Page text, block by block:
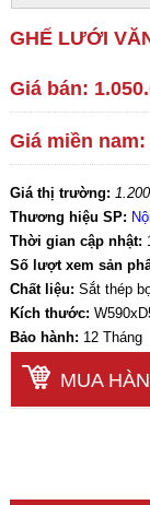
GHẾ LƯỚI
Giá bán:
Giá miền
Giá thị trường:
Thương hiệu SP:
Thời gian cập nhật:
Số lượt xem sản
Chất liệu: Sắt thép
Kích thước:
Bảo hành: 12 Tháng
MUA